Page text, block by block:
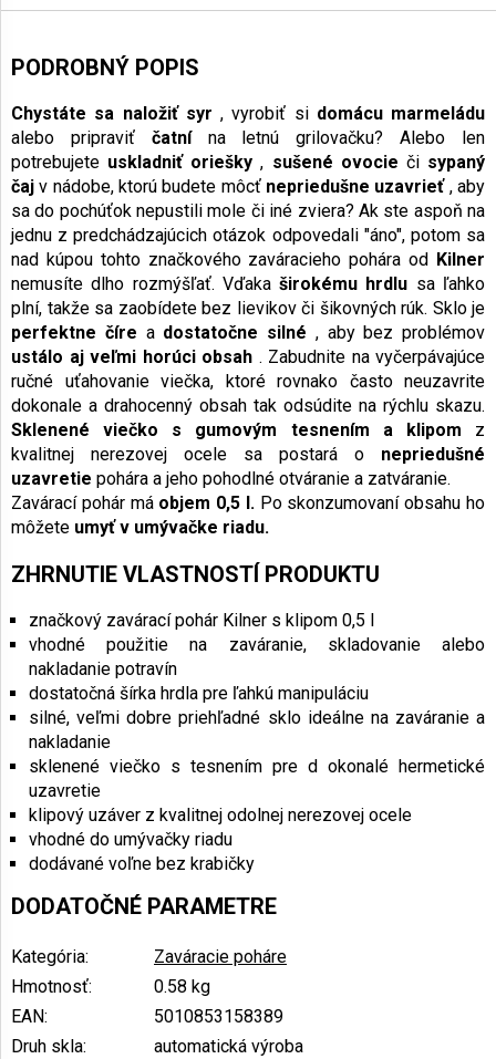
PODROBNÝ POPIS
Chystáte sa naložiť syr , vyrobiť si domácu marmeládu
alebo pripraviť čatnína letnú grilovačku? Alebo len
potrebujete uskladniť oriešky , sušené ovocie či sypaný
čaj v nádobe, ktorú budete môcť nepriedušne uzavrieť, aby
sa do pochúťok nepustili mole či iné zviera? Ak ste aspoň na
jednu z predchádzajúcich otázok odpovedali "áno", potom sa
nad kúpou tohto značkového zaváracieho pohára od Kilner
nemusíte dlho rozmýšľať. Vďakaširokému hrdlu sa ľahko
plní, takže sa zaobídete bez lievikov či šikovných rúk. Sklo je
perfektne číre a dostatočne silné , aby bez problémov
ustálo aj veľmi horúci obsah . Zabudnite na vyčerpávajúce
ručné uťahovanie viečka, ktoré rovnako často neuzavrite
dokonale a drahocenný obsah tak odsúdite na rýchlu skazu.
Sklenené viečko s gumovým tesnením a klipom z
kvalitnej nerezovej ocele sa postará o nepriedušné
uzavretie pohára a jeho pohodlné otváranie a zatváranie.
Zavárací pohár má objem 0,5 l.Po skonzumovaní obsahu ho
môžete umyť v umývačke riadu.
ZHRNUTIE VLASTNOSTÍ PRODUKTU
značkový zavárací pohár Kilner s klipom 0,5 l
vhodné použitie na zaváranie, skladovanie alebo
nakladanie potravín
dostatočná šírka hrdla pre ľahkú manipuláciu
silné, veľmi dobre priehľadné sklo ideálne na zaváranie a
nakladanie
sklenené viečko s tesnením pre d okonalé hermetické
uzavretie
klipový uzáver z kvalitnej odolnej nerezovej ocele
vhodné do umývačky riadu
dodávané voľne bez krabičky
DODATOČNÉ PARAMETRE
Kategória:
Zaváracie poháre
Hmotnosť:
0.58 kg
EAN:
5010853158389
Druh skla:
automatická výroba